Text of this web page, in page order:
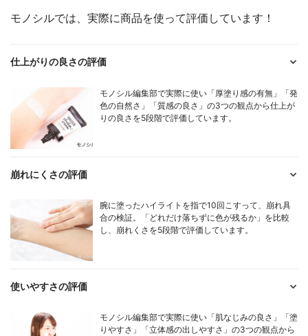
モノシルでは、実際に商品を使って評価しています！
仕上がりの良さの評価
モノシル編集部で実際に使い「厚塗り感の有無」「発
色の自然さ」「質感の良さ」の3つの観点から仕上が
りの良さを5段階で評価しています。
崩れにくさの評価
腕に塗ったハイライトを指で10回こすって、崩れ具
合の検証。「どれだけ落ちずに色が残るか」を比較
し、崩れくさを5段階で評価しています。
使いやすさの評価
モノシル編集部で実際に使い「肌なじみの良さ」「塗
りやすさ」「立体感の出しやすさ」の3つの観点から